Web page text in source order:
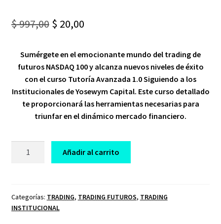
$997,00 Original
was:
$ 997,00.
$ 20,00Current
is:
$ 20,00.
Sumérgete en el emocionante mundo del trading de
futuros NASDAQ 100 y alcanza nuevos niveles de éxito
con el curso Tutoría Avanzada 1.0 Siguiendo a los
Institucionales de Yosewym Capital. Este curso detallado
te proporcionará las herramientas necesarias para
triunfar en el dinámico mercado financiero.
WYM
2024
Añadir al carrito
Categorías: TRADING, TRADING FUTUROS, TRADING
INSTITUCIONAL